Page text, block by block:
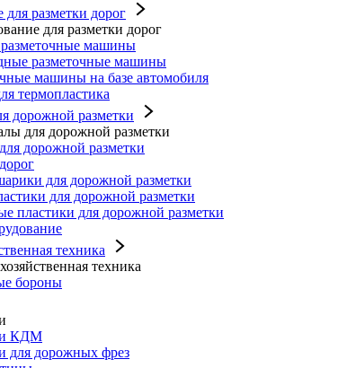
разметки дорог
для разметки дорог
машины
разметочные машины
машины на базе автомобиля
термопластика
дорожной разметки
для дорожной разметки
дорожной разметки
для дорожной разметки
для дорожной разметки
пластики для дорожной разметки
техника
техника
бороны
КДМ
для дорожных фрез